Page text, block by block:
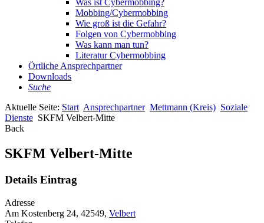
Was ist Cybermobbing?
Mobbing/Cybermobbing
Wie groß ist die Gefahr?
Folgen von Cybermobbing
Was kann man tun?
Literatur Cybermobbing
Örtliche Ansprechpartner
Downloads
Suche
Aktuelle Seite: Start Ansprechpartner Mettmann (Kreis) Soziale
Dienste SKFM Velbert-Mitte
Back
SKFM Velbert-Mitte
Details Eintrag
Adresse
Am Kostenberg 24, 42549, Velbert